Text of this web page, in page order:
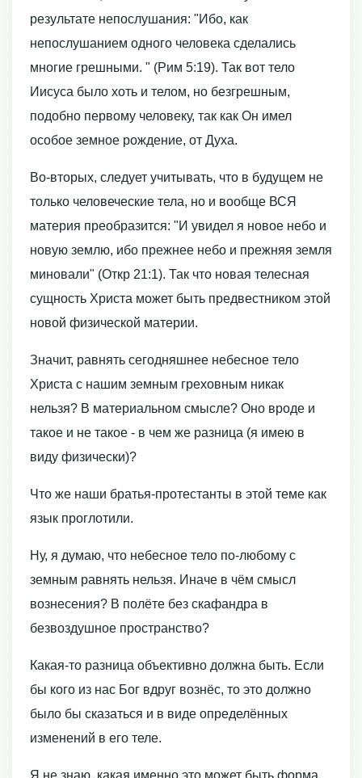
результате непослушания: "Ибо, как
непослушанием одного человека сделались
многие грешными. " (Рим 5:19). Так вот тело
Иисуса было хоть и телом, но безгрешным,
подобно первому человеку, так как Он имел
особое земное рождение, от Духа.
Во-вторых, следует учитывать, что в будущем не
только человеческие тела, но и вообще ВСЯ
материя преобразится: "И увидел я новое небо и
новую землю, ибо прежнее небо и прежняя земля
миновали" (Откр 21:1). Так что новая телесная
сущность Христа может быть предвестником этой
новой физической материи.
Значит, равнять сегодняшнее небесное тело
Христа с нашим земным греховным никак
нельзя? В материальном смысле? Оно вроде и
такое и не такое - в чем же разница (я имею в
виду физически)?
Что же наши братья-протестанты в этой теме как
язык проглотили.
Ну, я думаю, что небесное тело по-любому с
земным равнять нельзя. Иначе в чём смысл
вознесения? В полёте без скафандра в
безвоздушное пространство?
Какая-то разница объективно должна быть. Если
бы кого из нас Бог вдруг вознёс, то это должно
было бы сказаться и в виде определённых
изменений в его теле.
Я не знаю, какая именно это может быть форма